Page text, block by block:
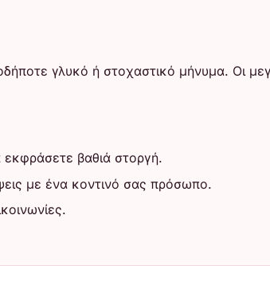
γλυκό ή στοχαστικό μήνυμα. Οι
εκφράσετε βαθιά στοργή.
με ένα κοντινό σας πρόσωπο.